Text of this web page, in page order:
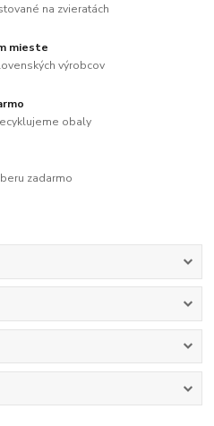
na zvieratách
mieste
výrobcov
obaly
zadarmo